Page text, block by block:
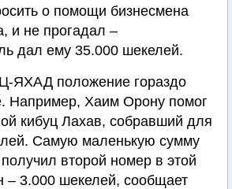
о помощи бизнесмена
и не прогадал –
дал ему 35.000 шекелей.
ЯХАД положение гораздо
Например, Хаим Орону помог
кибуц Лахав, собравший для
Самую маленькую сумму
второй номер в этой
– 3.000 шекелей, сообщает